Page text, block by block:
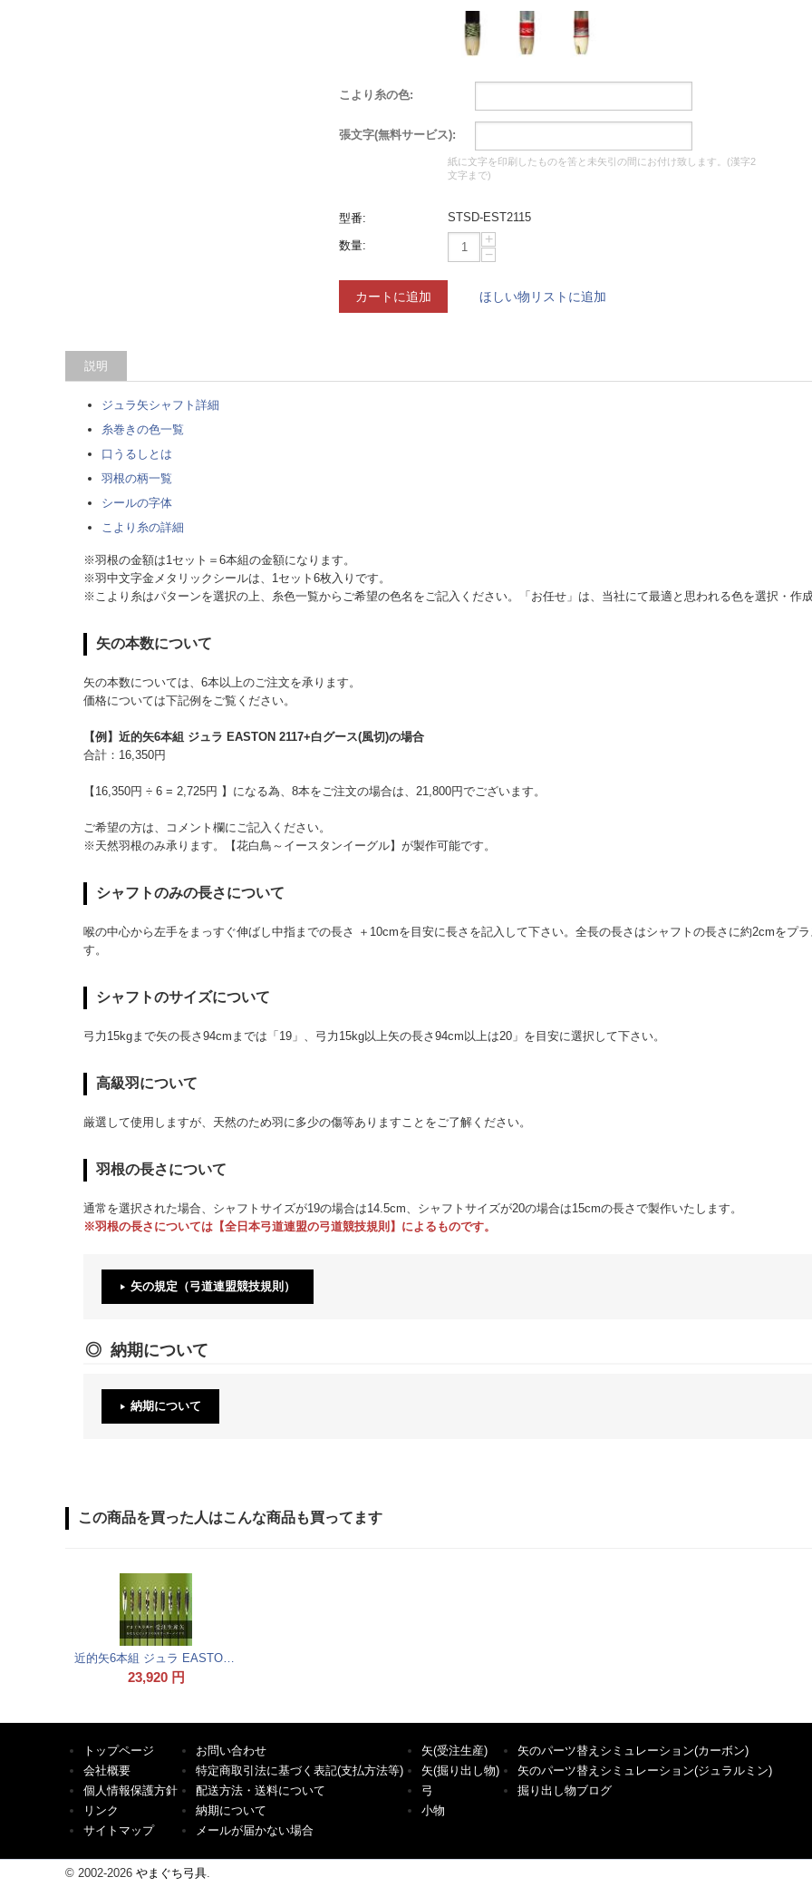
こより糸の色:
張文字(無料サービス):
紙に文字を印刷したものを筈と未矢引の間にお付け致します。(漢字2
文字まで)
型番: STSD-EST2115
数量:
+
−
カートに追加 ほしい物リストに追加
説明
ジュラ矢シャフト詳細
糸巻きの色一覧
口うるしとは
羽根の柄一覧
シールの字体
こより糸の詳細
※羽根の金額は1セット＝6本組の金額になります。
※羽中文字金メタリックシールは、1セット6枚入りです。
※こより糸はパターンを選択の上、糸色一覧からご希望の色名をご記入ください。「お任せ」は、当社にて最適と思われる色を選択・作成
矢の本数について
矢の本数については、6本以上のご注文を承ります。
価格については下記例をご覧ください。
【例】近的矢6本組 ジュラ EASTON 2117+白グース(風切)の場合
合計：16,350円
【16,350円 ÷ 6 = 2,725円 】になる為、8本をご注文の場合は、21,800円でございます。
ご希望の方は、コメント欄にご記入ください。
※天然羽根のみ承ります。【花白鳥～イースタンイーグル】が製作可能です。
シャフトのみの長さについて
喉の中心から左手をまっすぐ伸ばし中指までの長さ ＋10cmを目安に長さを記入して下さい。全長の長さはシャフトの長さに約2cmをプ
す。
シャフトのサイズについて
弓力15kgまで矢の長さ94cmまでは「19」、弓力15kg以上矢の長さ94cm以上は20」を目安に選択して下さい。
高級羽について
厳選して使用しますが、天然のため羽に多少の傷等ありますことをご了解ください。
羽根の長さについて
通常を選択された場合、シャフトサイズが19の場合は14.5cm、シャフトサイズが20の場合は15cmの長さで製作いたします。
※羽根の長さについては【全日本弓道連盟の弓道競技規則】によるものです。
矢の規定（弓道連盟競技規則）
納期について
納期について
この商品を買った人はこんな商品も買ってます
23,920 円
トップページ
会社概要
個人情報保護方針
リンク
サイトマップ
お問い合わせ
特定商取引法に基づく表記(支払方法等)
配送方法・送料について
納期について
メールが届かない場合
矢(受注生産)
矢(掘り出し物)
弓
小物
矢のパーツ替えシミュレーション(カーボン)
矢のパーツ替えシミュレーション(ジュラルミン)
掘り出し物ブログ
© 2002-2026 やまぐち弓具